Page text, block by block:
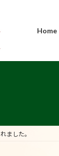
Home
ました。